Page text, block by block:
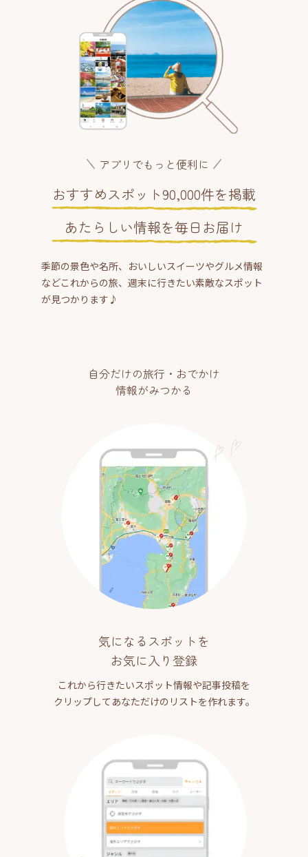
アプリでもっと便利に
おすすめスポット90,000件を掲載
あたらしい情報を毎日お届け
季節の景色や名所、おいしいスイーツやグルメ情報
などこれからの旅、週末に行きたい素敵なスポット
が見つかります♪
自分だけの旅行・おでかけ
情報がみつかる
気になるスポットを
お気に入り登録
これから行きたいスポット情報や記事投稿を
クリップしてあなただけのリストを作れます。